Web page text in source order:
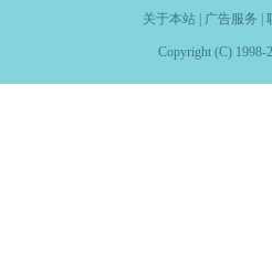
关于本站| 广告服务
Copyright (C) 1998-